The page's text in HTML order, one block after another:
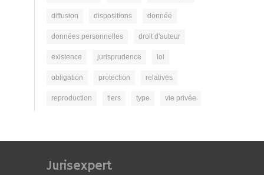
diffusion dispositions donnée
données personnelles droit d'auteur
existence jurisprudence loi
obligation protection relatives
reproduction tiers type vie privée
Jurisexpert